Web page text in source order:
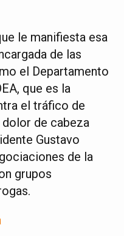
le manifiesta esa
de las
el Departamento
que es la
el tráfico de
dolor de cabeza
Gustavo
de la
grupos